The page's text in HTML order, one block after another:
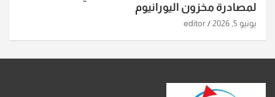
لمصادرة مخزون اليورانيوم
يونيو 5, 2026 editor